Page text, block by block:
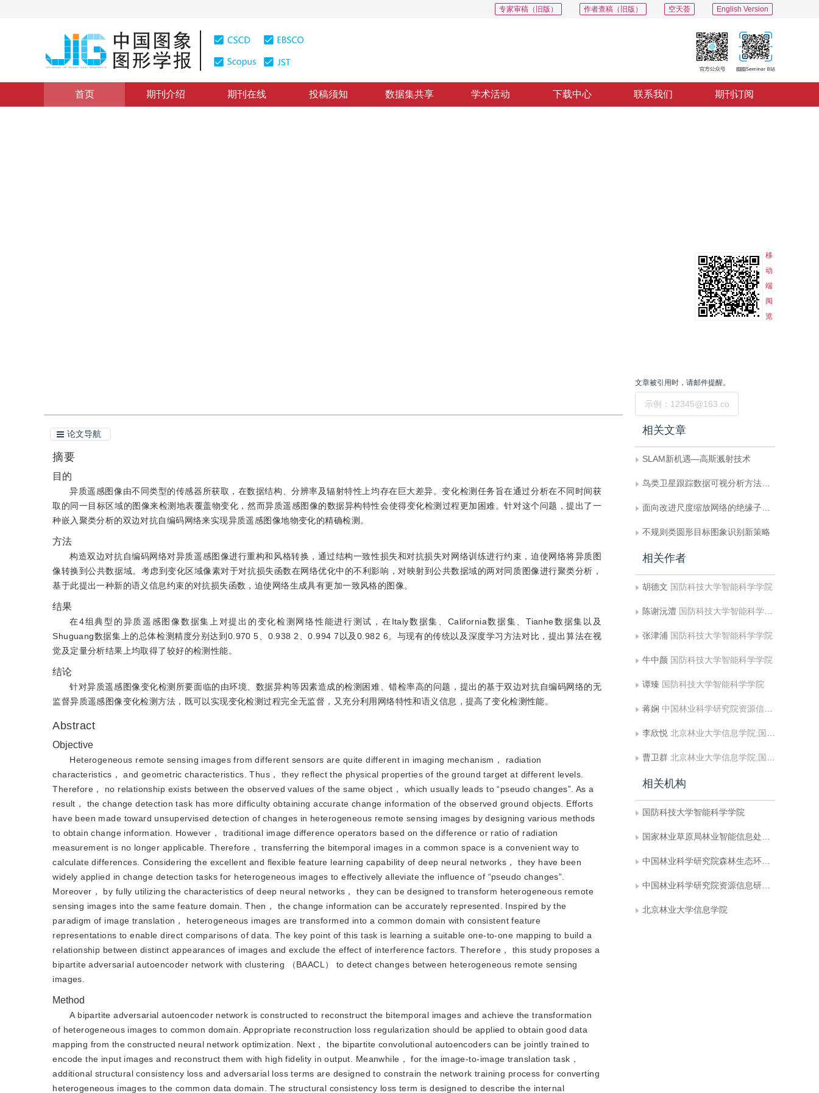
English Version
空天荟
作者查稿（旧版）
专家审稿（旧版）
首页 期刊介绍 期刊在线 投稿须知 数据集共享 学术活动 下载中心 联系我们 期刊订阅
移
动
端
阅
览
论文导航
摘要
目的
异质遥感图像由不同类型的传感器所获取，在数据结构、分辨率及辐射特性上均存在巨大差异。变化检测任务旨在通过分析在不同时间获
取的同一目标区域的图像来检测地表覆盖物变化，然而异质遥感图像的数据异构特性会使得变化检测过程更加困难。针对这个问题，提出了一
种嵌入聚类分析的双边对抗自编码网络来实现异质遥感图像地物变化的精确检测。
方法
构造双边对抗自编码网络对异质遥感图像进行重构和风格转换，通过结构一致性损失和对抗损失对网络训练进行约束，迫使网络将异质图
像转换到公共数据域。考虑到变化区域像素对于对抗损失函数在网络优化中的不利影响，对映射到公共数据域的两对同质图像进行聚类分析，
基于此提出一种新的语义信息约束的对抗损失函数，迫使网络生成具有更加一致风格的图像。
结果
在4组典型的异质遥感图像数据集上对提出的变化检测网络性能进行测试，在Italy数据集、California数据集、Tianhe数据集以及
Shuguang数据集上的总体检测精度分别达到0.970 5、0.938 2、0.994 7以及0.982 6。与现有的传统以及深度学习方法对比，提出算法在视
觉及定量分析结果上均取得了较好的检测性能。
结论
针对异质遥感图像变化检测所要面临的由环境、数据异构等因素造成的检测困难、错检率高的问题，提出的基于双边对抗自编码网络的无
监督异质遥感图像变化检测方法，既可以实现变化检测过程完全无监督，又充分利用网络特性和语义信息，提高了变化检测性能。
Abstract
Objective
Heterogeneous remote sensing images from different sensors are quite different in imaging mechanism， radiation
characteristics， and geometric characteristics. Thus， they reflect the physical properties of the ground target at different levels.
Therefore， no relationship exists between the observed values of the same object， which usually leads to “pseudo changes”. As a
result， the change detection task has more difficulty obtaining accurate change information of the observed ground objects. Efforts
have been made toward unsupervised detection of changes in heterogeneous remote sensing images by designing various methods
to obtain change information. However， traditional image difference operators based on the difference or ratio of radiation
measurement is no longer applicable. Therefore， transferring the bitemporal images in a common space is a convenient way to
calculate differences. Considering the excellent and ﬂexible feature learning capability of deep neural networks， they have been
widely applied in change detection tasks for heterogeneous images to effectively alleviate the influence of “pseudo changes”.
Moreover， by fully utilizing the characteristics of deep neural networks， they can be designed to transform heterogeneous remote
sensing images into the same feature domain. Then， the change information can be accurately represented. Inspired by the
paradigm of image translation， heterogeneous images are transformed into a common domain with consistent feature
representations to enable direct comparisons of data. The key point of this task is learning a suitable one-to-one mapping to build a
relationship between distinct appearances of images and exclude the effect of interference factors. Therefore， this study proposes a
bipartite adversarial autoencoder network with clustering （BAACL） to detect changes between heterogeneous remote sensing
images.
Method
A bipartite adversarial autoencoder network is constructed to reconstruct the bitemporal images and achieve the transformation
of heterogeneous images to common domain. Appropriate reconstruction loss regularization should be applied to obtain good data
mapping from the constructed neural network optimization. Next， the bipartite convolutional autoencoders can be jointly trained to
encode the input images and reconstruct them with high fidelity in output. Meanwhile， for the image-to-image translation task，
additional structural consistency loss and adversarial loss terms are designed to constrain the network training process for converting
heterogeneous images to the common data domain. The structural consistency loss term is designed to describe the internal
文章被引用时，请邮件提醒。
相关文章
SLAM新机遇—高斯溅射技术
鸟类卫星跟踪数据可视分析方法研究—以朱鹮为例
面向改进尺度缩放网络的绝缘子识别
不规则类圆形目标图象识别新策略
相关作者
胡德文 国防科技大学智能科学学院
陈谢沅澧 国防科技大学智能科学学院
张津浦 国防科技大学智能科学学院
牛中颜 国防科技大学智能科学学院
谭臻 国防科技大学智能科学学院
蒋娴 中国林业科学研究院资源信息研究所,国家林业和草原局林业遥感与信息技术重点实验室
李欣悦 北京林业大学信息学院;国家林业草原局林业智能信息处理工程技术研究中心
曹卫群 北京林业大学信息学院;国家林业草原局林业智能信息处理工程技术研究中心
相关机构
国防科技大学智能科学学院
国家林业草原局林业智能信息处理工程技术研究中心
中国林业科学研究院森林生态环境与自然保护研究所,国家林业和草原局森林保护学重点实验室
中国林业科学研究院资源信息研究所,国家林业和草原局林业遥感与信息技术重点实验室
北京林业大学信息学院